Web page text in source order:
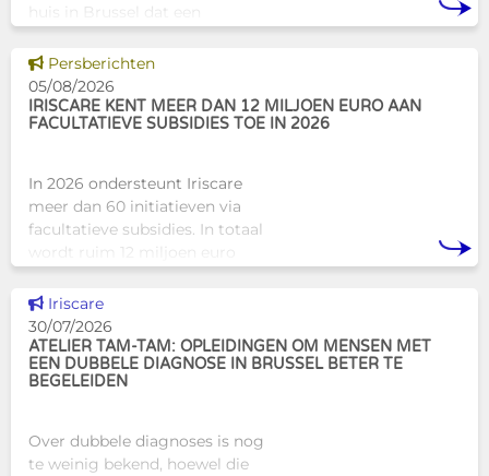
huis in Brussel dat een
alternatief biedt voor de
traditionele
huisvestingsstructuren v
Dit nieuws tonen
Persberichten
05/08/2026
IRISCARE KENT MEER DAN 12 MILJOEN EURO AAN
FACULTATIEVE SUBSIDIES TOE IN 2026
In 2026 ondersteunt Iriscare
meer dan 60 initiatieven via
facultatieve subsidies. In totaal
wordt ruim 12 miljoen euro
Brusselse actoren die actief
zijn op het vlak van gezondhe
Dit nieuws tonen
Iriscare
30/07/2026
ATELIER TAM-TAM: OPLEIDINGEN OM MENSEN MET
EEN DUBBELE DIAGNOSE IN BRUSSEL BETER TE
BEGELEIDEN
Over dubbele diagnoses is nog
te weinig bekend, hoewel die